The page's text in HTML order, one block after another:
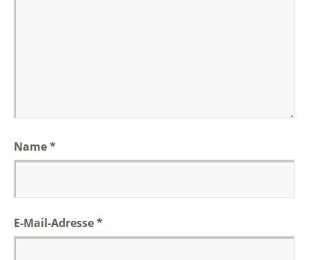
Name*
E-Mail-Adresse*